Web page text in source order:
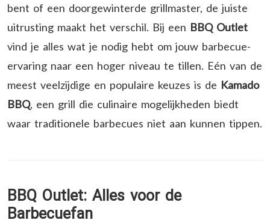
bent of een doorgewinterde grillmaster, de juiste
uitrusting maakt het verschil. Bij een BBQ Outlet
vind je alles wat je nodig hebt om jouw barbecue-
ervaring naar een hoger niveau te tillen. Eén van de
meest veelzijdige en populaire keuzes is de Kamado
BBQ, een grill die culinaire mogelijkheden biedt
waar traditionele barbecues niet aan kunnen tippen.
BBQ Outlet: Alles voor de
Barbecuefan